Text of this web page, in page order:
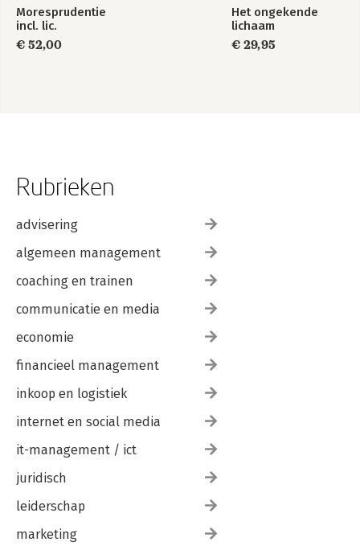
Moresprudentie
incl. lic.
€ 52,00
Het ongekende
lichaam
€ 29,95
Rubrieken
advisering
algemeen management
coaching en trainen
communicatie en media
economie
financieel management
inkoop en logistiek
internet en social media
it-management / ict
juridisch
leiderschap
marketing